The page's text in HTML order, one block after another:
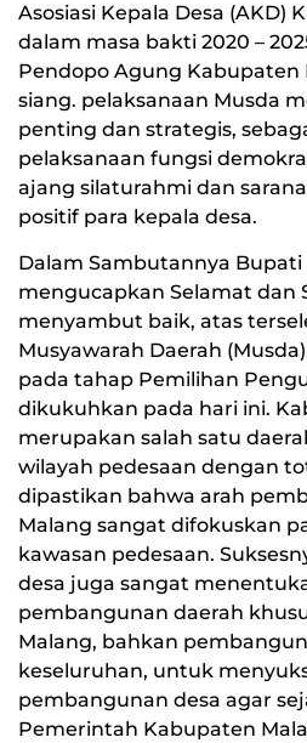
Asosiasi Kepala Desa (AKD)
dalam masa bakti 2020 –
Pendopo Agung Kabupaten
siang. pelaksanaan Musda
penting dan strategis,
pelaksanaan fungsi
ajang silaturahmi dan
positif para kepala desa.
Dalam Sambutannya Bupati
mengucapkan Selamat dan
menyambut baik, atas
Musyawarah Daerah
pada tahap Pemilihan
dikukuhkan pada hari ini.
merupakan salah satu
wilayah pedesaan dengan
dipastikan bahwa arah
Malang sangat difokuskan
kawasan pedesaan.
desa juga sangat
pembangunan daerah
Malang, bahkan
keseluruhan, untuk
pembangunan desa agar
Pemerintah Kabupaten